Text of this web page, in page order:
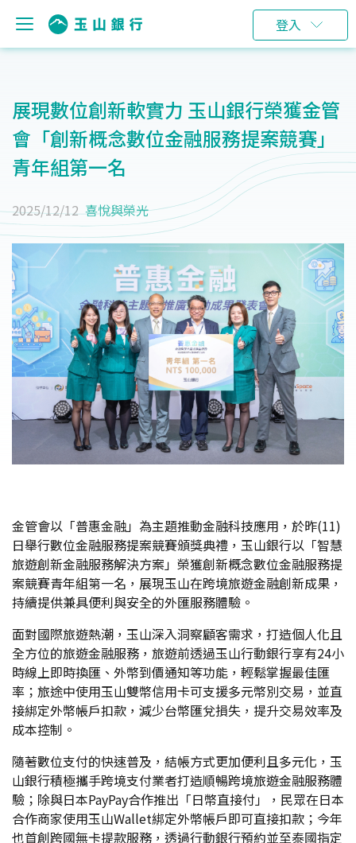
登入
展現數位創新軟實力 玉山銀行榮獲金管
會「創新概念數位金融服務提案競賽」
青年組第一名
2025/12/12 喜悅與榮光
金管會以「普惠金融」為主題推動金融科技應用，於昨(11)
日舉行數位金融服務提案競賽頒獎典禮，玉山銀行以「智慧
旅遊創新金融服務解決方案」榮獲創新概念數位金融服務提
案競賽青年組第一名，展現玉山在跨境旅遊金融創新成果，
持續提供兼具便利與安全的外匯服務體驗。
面對國際旅遊熱潮，玉山深入洞察顧客需求，打造個人化且
全方位的旅遊金融服務，旅遊前透過玉山行動銀行享有24小
時線上即時換匯、外幣到價通知等功能，輕鬆掌握最佳匯
率；旅途中使用玉山雙幣信用卡可支援多元幣別交易，並直
接綁定外幣帳戶扣款，減少台幣匯兌損失，提升交易效率及
成本控制。
隨著數位支付的快速普及，結帳方式更加便利且多元化，玉
山銀行積極攜手跨境支付業者打造順暢跨境旅遊金融服務體
驗；除與日本PayPay合作推出「日幣直接付」，民眾在日本
合作商家使用玉山Wallet綁定外幣帳戶即可直接扣款；今年
也首創跨國無卡提款服務，透過行動銀行預約並至泰國指定